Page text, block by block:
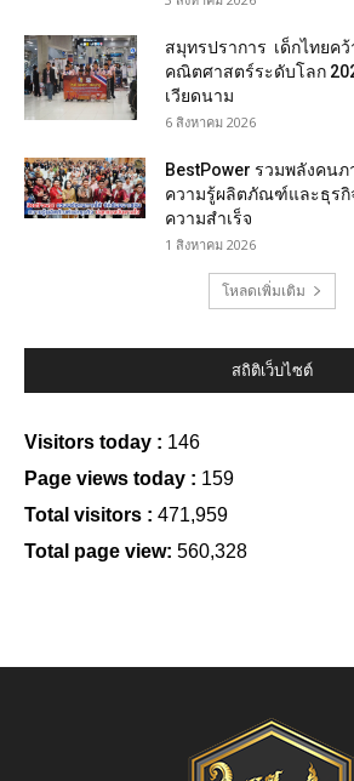
สมุทรปราการ เด็กไทยค
คณิตศาสตร์ระดับโลก
เวียดนาม
6 สิงหาคม 2026
BestPower รวมพลังคน
ความรู้ผลิตภัณฑ์และธุรกิ
ความสำเร็จ
1 สิงหาคม 2026
โหลดเพิ่มเติม
สถิติเว็บไซต์
Visitors today : 146
Page views today : 159
Total visitors : 471,959
Total page view: 560,328